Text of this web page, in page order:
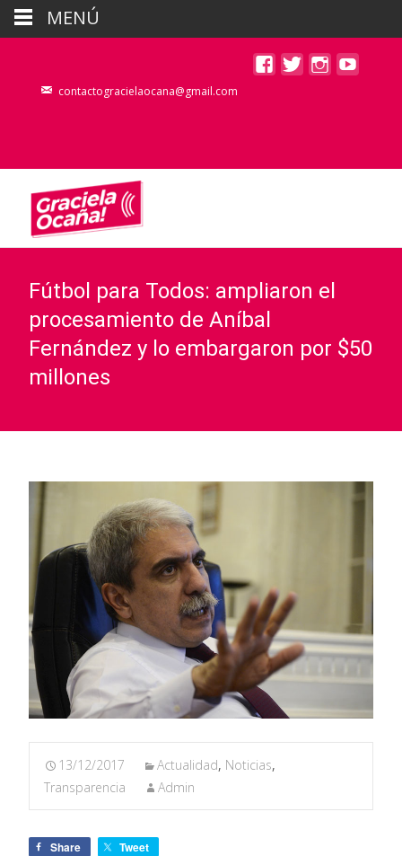
contactogracielaocana@gmail.com
Fútbol para Todos: ampliaron el
procesamiento de Aníbal
Fernández y lo embargaron por $50
millones
13/12/2017 Actualidad, Noticias,
Transparencia
Admin
Share Tweet
MENÚ